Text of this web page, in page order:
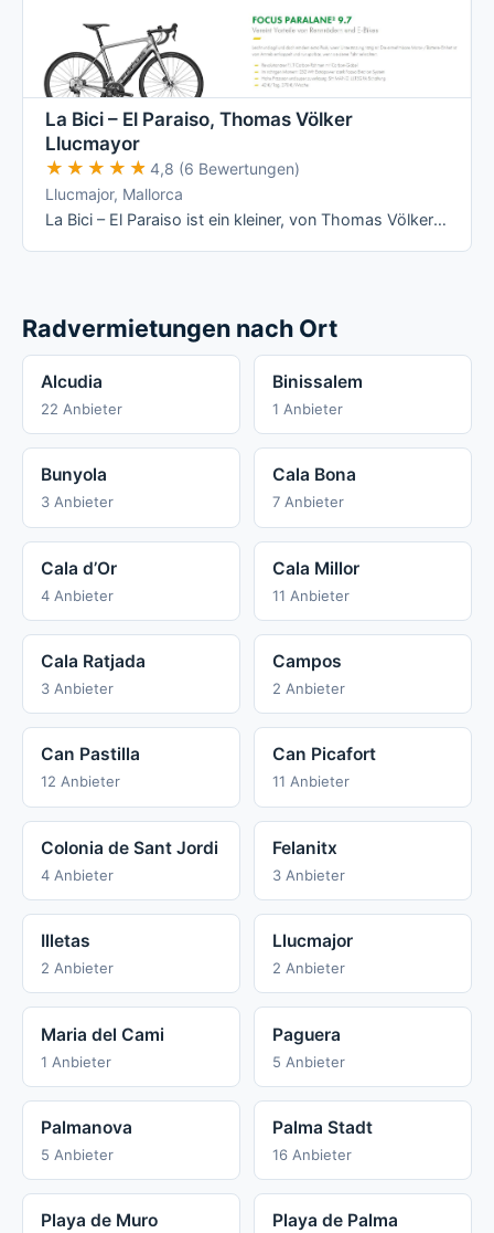
La Bici – El Paraiso, Thomas Völker
Llucmayor
★★★★★
★★★★★ 4,8 (6 Bewertungen)
Llucmajor, Mallorca
La Bici – El Paraiso ist ein kleiner, von Thomas Völker persönlich geführter Radverleih in Llucmajor mit Fokus auf Focus-Räder (Rennrad, …
Radvermietungen nach Ort
Alcudia
22 Anbieter
Binissalem
1 Anbieter
Bunyola
3 Anbieter
Cala Bona
7 Anbieter
Cala d’Or
4 Anbieter
Cala Millor
11 Anbieter
Cala Ratjada
3 Anbieter
Campos
2 Anbieter
Can Pastilla
12 Anbieter
Can Picafort
11 Anbieter
Colonia de Sant Jordi
4 Anbieter
Felanitx
3 Anbieter
Illetas
2 Anbieter
Llucmajor
2 Anbieter
Maria del Cami
1 Anbieter
Paguera
5 Anbieter
Palmanova
5 Anbieter
Palma Stadt
16 Anbieter
Playa de Muro Playa de Palma